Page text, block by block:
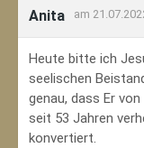
Anita am
Heute bitte ich
seelischen
genau, dass Er
seit 53 Jahren
konvertiert.